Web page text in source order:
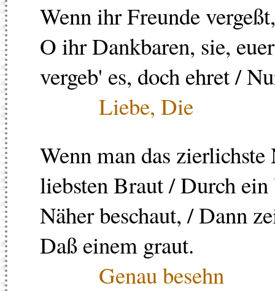
Wenn ihr Freunde
O ihr Dankbaren, sie,
vergeb' es, doch ehret /
Liebe, Die
Wenn man das
liebsten Braut / Durch
Näher beschaut, / Dann
Daß einem graut.
Genau besehn